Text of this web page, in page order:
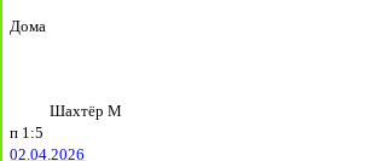
Дома
Шахтёр М
п 1:5
02.04.2026